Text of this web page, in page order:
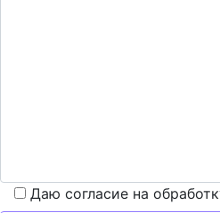
Даю согласие на